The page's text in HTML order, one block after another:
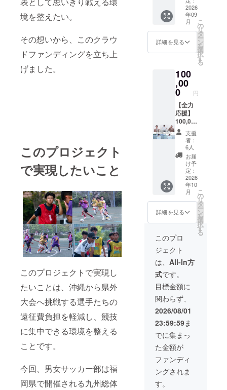
境を整えたい。
その想いから、このクラウ
ドファンディングを立ち上
げました。
このプロジェクト
で実現したいこと
このプロジェクトで実現し
たいことは、沖縄から県外
大会へ挑戦する選手たちの
遠征費負担を軽減し、競技
に集中できる環境を整える
ことです。
今回、男女サッカー部は福
岡県で開催される九州総体
定で
す。 ご
支援
時、備
考欄に
Instagr
amの
ユー
ザー
ネーム
を、必
ず @ か
らご記
入くだ
さい。
記入
例：
@kbc_t
amへの
ご招待
・KBC
高等学
院ホー
ムペー
ジにお
載 限定
Instagr
amで
は、選
手たち
の普段
の練習
風景、
大会期
間中の
様子、
選手か
らの
メッ
セージ
などを
お届け
する予
定で
す。 ご
支援
時、備
考欄に
閲覧を
希望さ
れる
Instagr
amの
ユー
ザー
ネーム
を、必
ず @ か
らご記
入くだ
さい。
ご支援
時、備
2026
年09
月
詳細を見る
こ
の
リ
タ
ー
ン
を
選
択
す
る
100
,00
0 円
【全力
応援】
100,000
円コー
ス ・活
動報告
メール
・限定
Instagr
amへの
ご招待
・KBC
高等学
院ホー
ムペー
ジにお
名前掲
載 ・報
告VTR
に企業
名掲載
・ビブ
スに社
名掲載
限定
Instagr
amで
は、選
手たち
の普段
の練習
風景、
大会期
間中の
支援
者：
6人
お届
け予
定：
2026
年10
月
詳細を見る
こ
の
リ
タ
ー
ン
を
選
択
す
る
このプロ
ジェクト
は、 All-In方
式です。
目標金額に
関わらず、
2026/08/01
23:59:59ま
でに集まっ
た金額が
ファンディ
ングされま
す。